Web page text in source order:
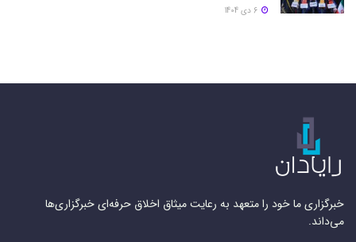
خبرگزاری ما خود را متعهد به رعایت میثاق اخلاق حرفه‌ای خبرگزاری‌ها
می‌داند.